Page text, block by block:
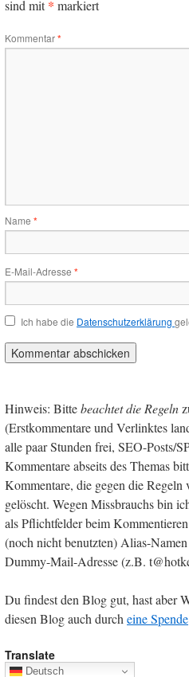
sind mit* markiert
Kommentar*
Name *
E-Mail-Adresse *
Ich habe die Datenschutzerklärung
Hinweis: Bittebeachtet die Regeln
(Erstkommentare und Verlinktes
alle paar Stunden frei, SEO-Posts/
Kommentare abseits des Themas
Kommentare, die gegen die Regeln
gelöscht. Wegen Missbrauchs bin
als Pflichtfelder beim
(noch nicht benutzten) Alias-
Dummy-Mail-Adresse (z.B.
Du findest den Blog gut, hast aber
diesen Blog auch durcheine Spende
Translate
Deutsch